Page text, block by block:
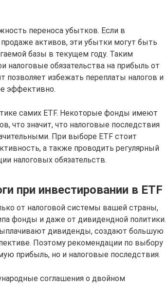
переноса убытков. Если в
активов, эти убытки могут быть
базы в текущем году. Таким
обязательства на прибыль от
избежать переплаты налогов и
эффективно.
самих ETF. Некоторые фонды имеют
что значит, что налоговые последствия
При выборе ETF стоит
а также проводить регулярный
налоговых обязательств.
при инвестировании в ETF
от налоговой системы вашей страны,
фонды и даже от дивидендной политики.
дивиденды, создают большую
Поэтому рекомендации по выбору
прибыль, но и налоговые последствия.
соглашения о двойном